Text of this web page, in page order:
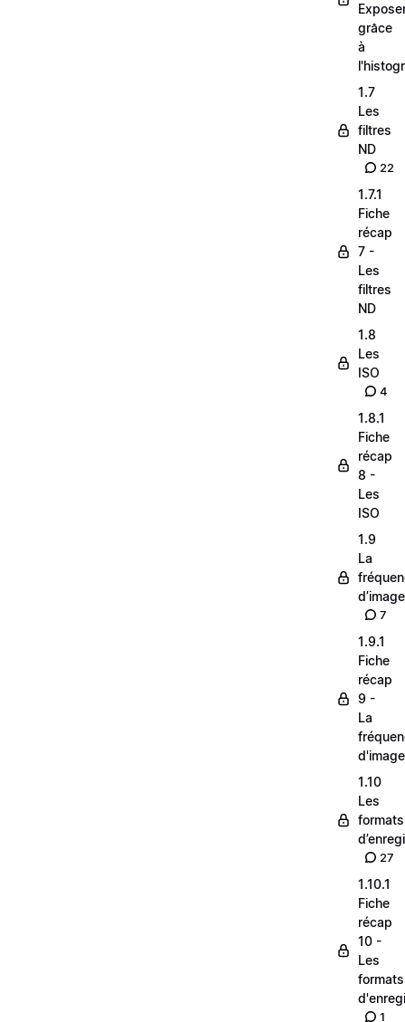
grâce
à
1.7
Les
filtres
ND
22
1.7.1
Fiche
récap
7 -
Les
filtres
ND
1.8
Les
ISO
4
1.8.1
Fiche
récap
8 -
Les
ISO
1.9
La
d’image
7
1.9.1
Fiche
récap
9 -
La
d'image
1.10
Les
formats
27
1.10.1
Fiche
récap
10 -
Les
formats
1